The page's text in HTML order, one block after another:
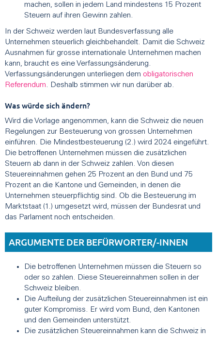
machen, sollen in jedem Land mindestens 15 Prozent
Steuern auf ihren Gewinn zahlen.
In der Schweiz werden laut Bundesverfassung alle
Unternehmen steuerlich gleichbehandelt. Damit die Schweiz
Ausnahmen für grosse internationale Unternehmen machen
kann, braucht es eine Verfassungsänderung.
Verfassungsänderungen unterliegen dem obligatorischen
Referendum. Deshalb stimmen wir nun darüber ab.
Was würde sich ändern?
Wird die Vorlage angenommen, kann die Schweiz die neuen
Regelungen zur Besteuerung von grossen Unternehmen
einführen. Die Mindestbesteuerung (2.) wird 2024 eingeführt.
Die betroffenen Unternehmen müssen die zusätzlichen
Steuern ab dann in der Schweiz zahlen. Von diesen
Steuereinnahmen gehen 25 Prozent an den Bund und 75
Prozent an die Kantone und Gemeinden, in denen die
Unternehmen steuerpflichtig sind. Ob die Besteuerung im
Marktstaat (1.) umgesetzt wird, müssen der Bundesrat und
das Parlament noch entscheiden.
ARGUMENTE DER BEFÜRWORTER/-INNEN
Die betroffenen Unternehmen müssen die Steuern so
oder so zahlen. Diese Steuereinnahmen sollen in der
Schweiz bleiben.
Die Aufteilung der zusätzlichen Steuereinnahmen ist ein
guter Kompromiss. Er wird vom Bund, den Kantonen
und den Gemeinden unterstützt.
Die zusätzlichen Steuereinnahmen kann die Schweiz in